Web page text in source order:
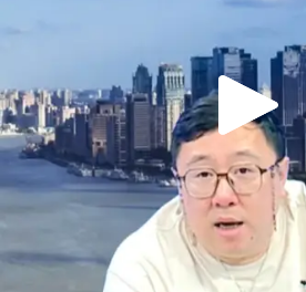
Play
Video